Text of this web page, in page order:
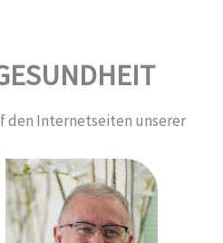
den Internetseiten unserer